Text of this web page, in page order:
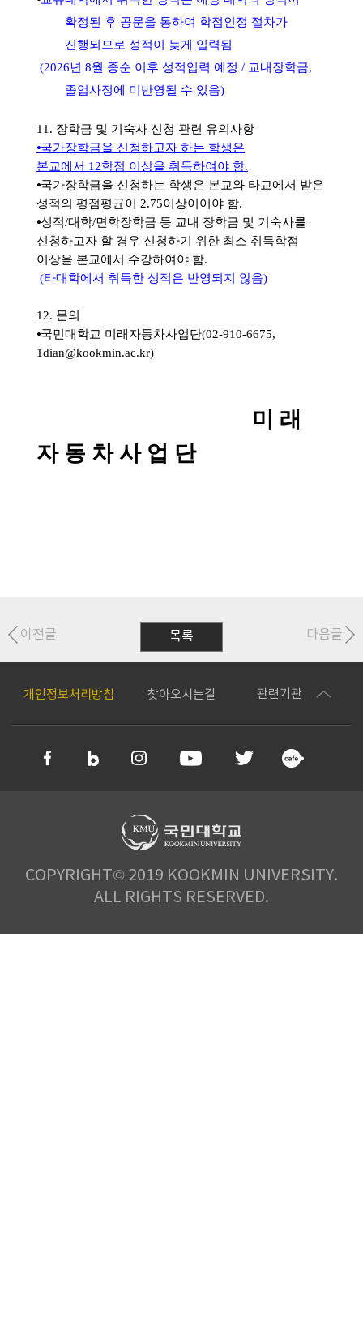
확정된 후 공문을 통하여 학점인정 절차가
진행되므로 성적이 늦게 입력됨
(2026년 8월 중순 이후 성적입력 예정 / 교내장학금,
졸업사정에 미반영될 수 있음)
11. 장학금 및 기숙사 신청 관련 유의사항
⦁국가장학금을 신청하고자 하는 학생은
본교에서 12학점 이상을 취득하여야 함.
⦁국가장학금을 신청하는 학생은 본교와 타교에서 받은
성적의 평점평균이 2.75이상이어야 함.
⦁성적/대학/면학장학금 등 교내 장학금 및 기숙사를
신청하고자 할 경우 신청하기 위한 최소 취득학점
이상을 본교에서 수강하여야 함.
(타대학에서 취득한 성적은 반영되지 않음)
12. 문의
⦁국민대학교 미래자동차사업단(02-910-6675,
1dian@kookmin.ac.kr)
미 래
자 동 차 사 업 단
목록
이전글 다음글
개인정보처리방침 찾아오시는길 관련기관
COPYRIGHT© 2019 KOOKMIN UNIVERSITY.
ALL RIGHTS RESERVED.